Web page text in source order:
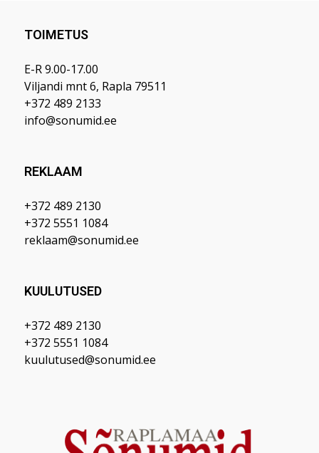
TOIMETUS
E-R 9.00-17.00
Viljandi mnt 6, Rapla 79511
+372 489 2133
info@sonumid.ee
REKLAAM
+372 489 2130
+372 5551 1084
reklaam@sonumid.ee
KUULUTUSED
+372 489 2130
+372 5551 1084
kuulutused@sonumid.ee